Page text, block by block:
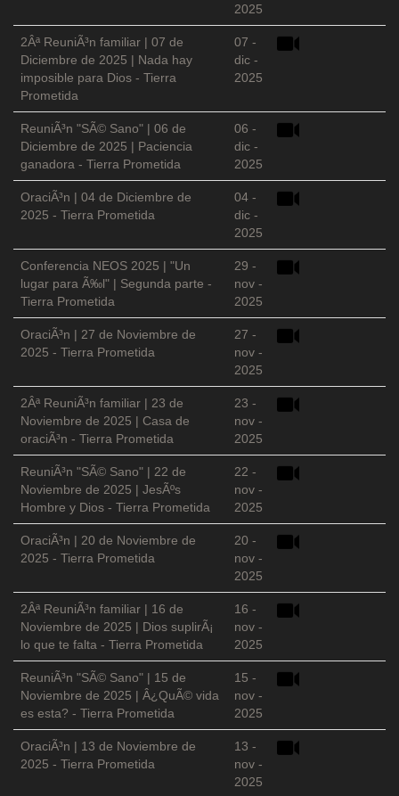
2025
2Âª ReuniÃ³n familiar | 07 de
Diciembre de 2025 | Nada hay
imposible para Dios - Tierra
Prometida
07 -
dic -
2025
ReuniÃ³n "SÃ© Sano" | 06 de
Diciembre de 2025 | Paciencia
ganadora - Tierra Prometida
06 -
dic -
2025
OraciÃ³n | 04 de Diciembre de
2025 - Tierra Prometida
04 -
dic -
2025
Conferencia NEOS 2025 | "Un
lugar para Ã‰l" | Segunda parte -
Tierra Prometida
29 -
nov -
2025
OraciÃ³n | 27 de Noviembre de
2025 - Tierra Prometida
27 -
nov -
2025
2Âª ReuniÃ³n familiar | 23 de
Noviembre de 2025 | Casa de
oraciÃ³n - Tierra Prometida
23 -
nov -
2025
ReuniÃ³n "SÃ© Sano" | 22 de
Noviembre de 2025 | JesÃºs
Hombre y Dios - Tierra Prometida
22 -
nov -
2025
OraciÃ³n | 20 de Noviembre de
2025 - Tierra Prometida
20 -
nov -
2025
2Âª ReuniÃ³n familiar | 16 de
Noviembre de 2025 | Dios suplirÃ¡
lo que te falta - Tierra Prometida
16 -
nov -
2025
ReuniÃ³n "SÃ© Sano" | 15 de
Noviembre de 2025 | Â¿QuÃ© vida
es esta? - Tierra Prometida
15 -
nov -
2025
OraciÃ³n | 13 de Noviembre de
2025 - Tierra Prometida
13 -
nov -
2025